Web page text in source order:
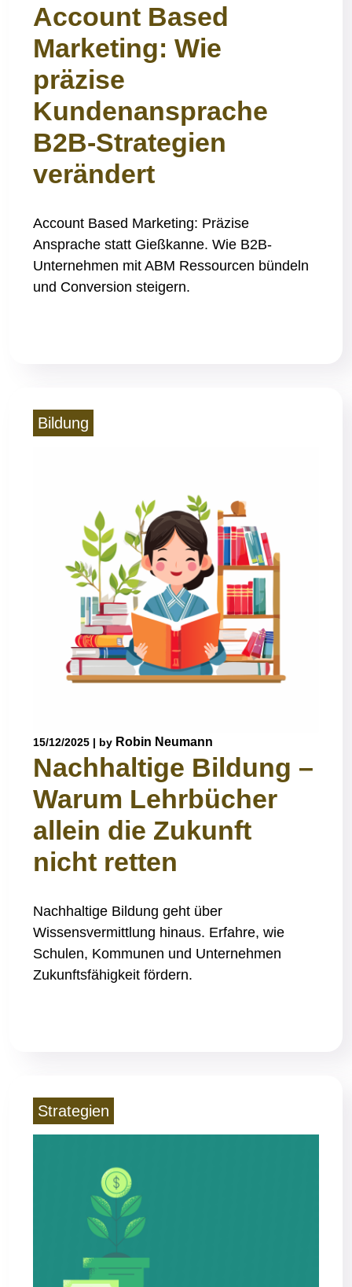
Account Based
Marketing: Wie
präzise
Kundenansprache
B2B-Strategien
verändert
Account Based Marketing: Präzise
Ansprache statt Gießkanne. Wie B2B-
Unternehmen mit ABM Ressourcen bündeln
und Conversion steigern.
Bildung
15/12/2025 | by Robin Neumann
Nachhaltige Bildung –
Warum Lehrbücher
allein die Zukunft
nicht retten
Nachhaltige Bildung geht über
Wissensvermittlung hinaus. Erfahre, wie
Schulen, Kommunen und Unternehmen
Zukunftsfähigkeit fördern.
Strategien